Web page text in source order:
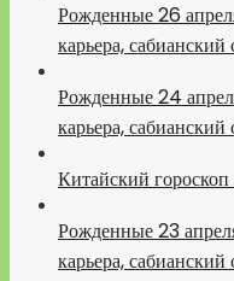
Рожденные 26
карьера,
Рожденные 24
карьера,
Китайский
Рожденные 23
карьера,